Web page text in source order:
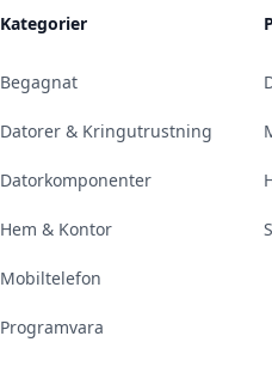
Kategorier
Begagnat
Datorer & Kringutrustning
Datorkomponenter
Hem & Kontor
Mobiltelefon
Programvara